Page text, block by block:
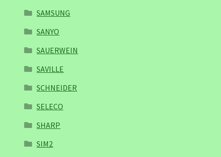
SAMSUNG
SANYO
SAUERWEIN
SAVILLE
SCHNEIDER
SELECO
SHARP
SIM2